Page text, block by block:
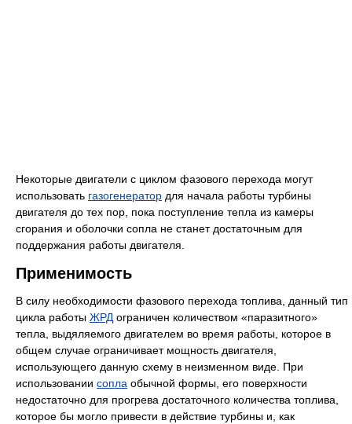
Некоторые двигатели с циклом фазового перехода могут
использовать газогенератор для начала работы турбины
двигателя до тех пор, пока поступление тепла из камеры
сгорания и оболочки сопла не станет достаточным для
поддержания работы двигателя.
Применимость
В силу необходимости фазового перехода топлива, данный тип
цикла работы ЖРДограничен количеством «паразитного»
тепла, выдяляемого двигателем во время работы, которое в
общем случае ограничивает мощность двигателя,
использующего данную схему в неизменном виде. При
использовании сопла обычной формы, его поверхности
недостаточно для прогрева достаточного количества топлива,
которое бы могло привести в действие турбины и, как